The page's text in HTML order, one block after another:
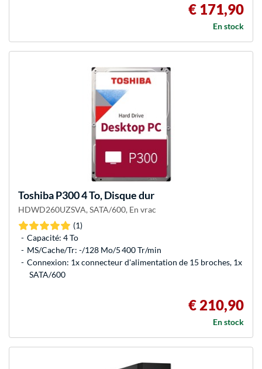
€ 171,90
En stock
ToshibaP300 4 To, Disque dur
HDWD260UZSVA, SATA/600, En vrac
(1)
Capacité: 4 To
MS/Cache/Tr: -/128 Mo/5 400 Tr/min
Connexion: 1x connecteur d'alimentation de 15 broches, 1x
SATA/600
€ 210,90
En stock